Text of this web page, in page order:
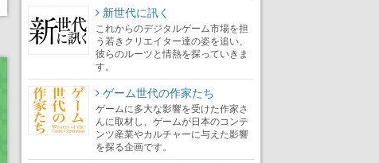
新世代に訊く
これからのデジタルゲーム市場を担
う若きクリエイター達の姿を追い、
彼らのルーツと情熱を探っていきま
す。
ゲーム世代の作家たち
ゲームに多大な影響を受けた作家さ
んに取材し、ゲームが日本のコンテ
ンツ産業やカルチャーに与えた影響
を探る企画です。